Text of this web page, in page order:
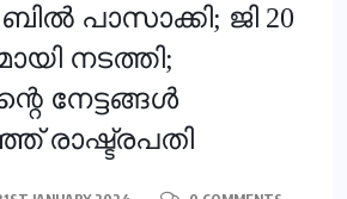
പാസാക്കി; ജി 20
നടത്തി;
നേട്ടങ്ങള്‍
രാഷ്ട്രപതി